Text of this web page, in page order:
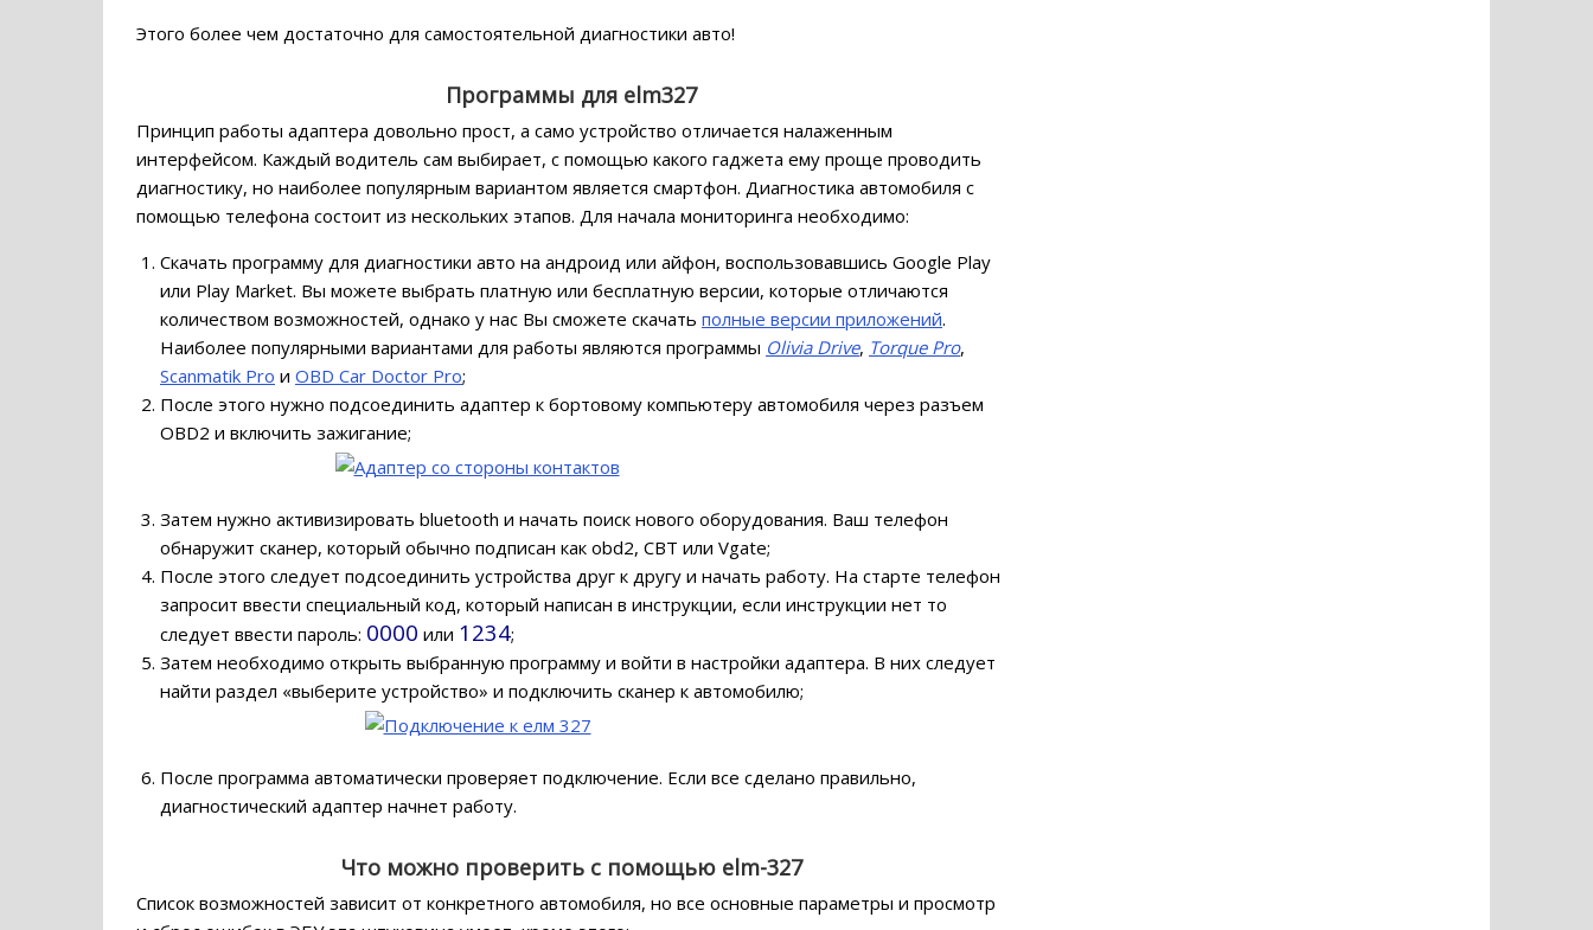
Этого более чем достаточно для самостоятельной диагностики авто!
Программы для elm327
Принцип работы адаптера довольно прост, а само устройство отличается налаженным
интерфейсом. Каждый водитель сам выбирает, с помощью какого гаджета ему проще проводить
диагностику, но наиболее популярным вариантом является смартфон. Диагностика автомобиля с
помощью телефона состоит из нескольких этапов. Для начала мониторинга необходимо:
Скачать программу для диагностики авто на андроид или айфон, воспользовавшись Google Play
или Play Market. Вы можете выбрать платную или бесплатную версии, которые отличаются
количеством возможностей, однако у нас Вы сможете скачать полные версии приложений.
Наиболее популярными вариантами для работы являются программы Olivia Drive, Torque Pro,
Scanmatik Pro и OBD Car Doctor Pro;
После этого нужно подсоединить адаптер к бортовому компьютеру автомобиля через разъем
OBD2 и включить зажигание;
Затем нужно активизировать bluetooth и начать поиск нового оборудования. Ваш телефон
обнаружит сканер, который обычно подписан как obd2, CBT или Vgate;
После этого следует подсоединить устройства друг к другу и начать работу. На старте телефон
запросит ввести специальный код, который написан в инструкции, если инструкции нет то
следует ввести пароль: 0000 или 1234;
Затем необходимо открыть выбранную программу и войти в настройки адаптера. В них следует
найти раздел «выберите устройство» и подключить сканер к автомобилю;
После программа автоматически проверяет подключение. Если все сделано правильно,
диагностический адаптер начнет работу.
Что можно проверить с помощью elm-327
Список возможностей зависит от конкретного автомобиля, но все основные параметры и просмотр